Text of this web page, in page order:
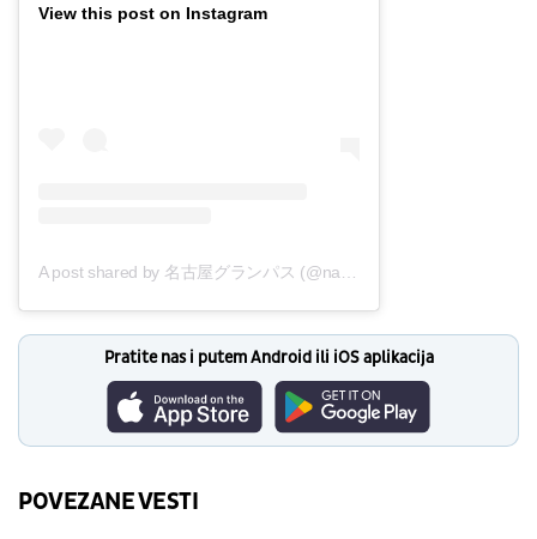
View this post on Instagram
Pratite nas i putem Android ili iOS aplikacija
POVEZANE VESTI